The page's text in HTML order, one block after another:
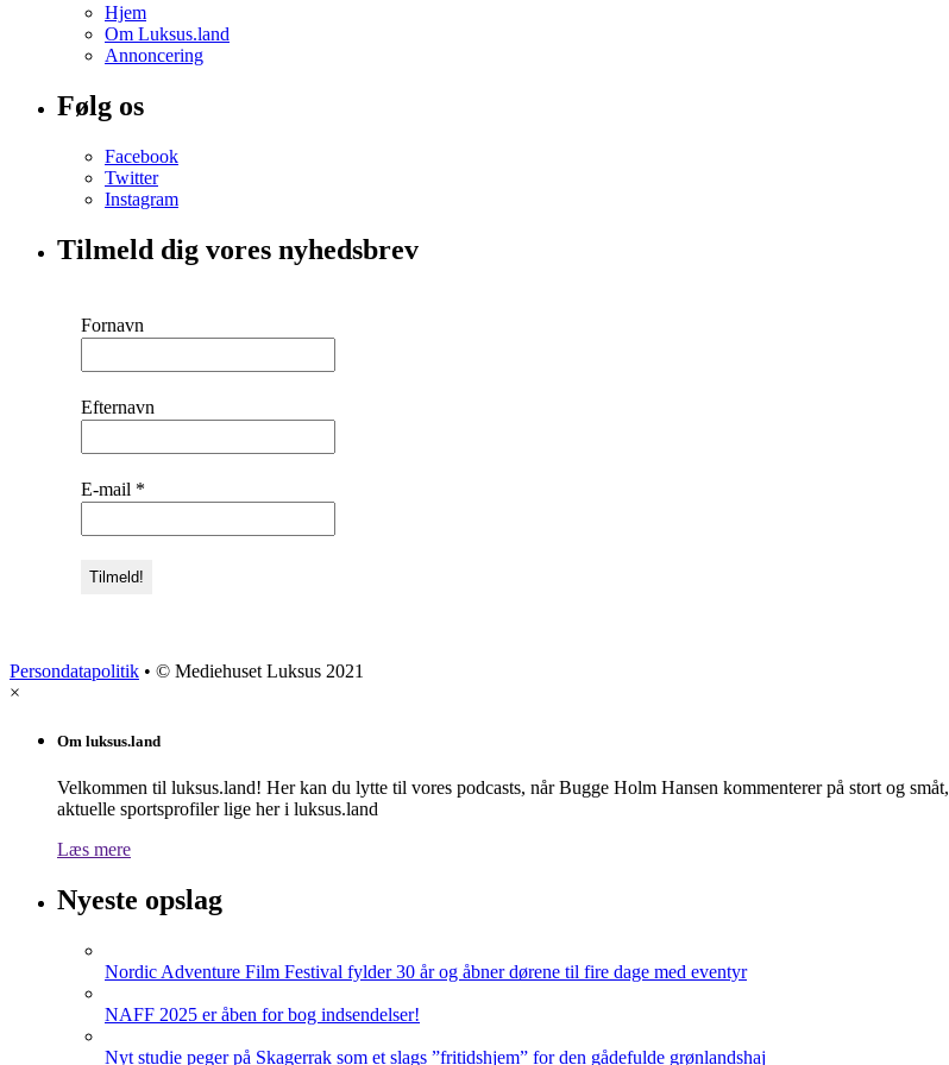
Hjem
Om Luksus.land
Annoncering
Følg os
Facebook
Twitter
Instagram
Tilmeld dig vores nyhedsbrev
Fornavn
Efternavn
E-mail *
Persondatapolitik • © Mediehuset Luksus 2021
×
Om luksus.land
Velkommen til luksus.land! Her kan du lytte til vores podcasts, når Bugge Holm Hansen kommenterer på stort og
aktuelle sportsprofiler lige her i luksus.land
Læs mere
Nyeste opslag
Nordic Adventure Film Festival fylder 30 år og åbner dørene til fire dage med eventyr
NAFF 2025 er åben for bog indsendelser!
Nyt studie peger på Skagerrak som et slags ”fritidshjem” for den gådefulde grønlandshaj